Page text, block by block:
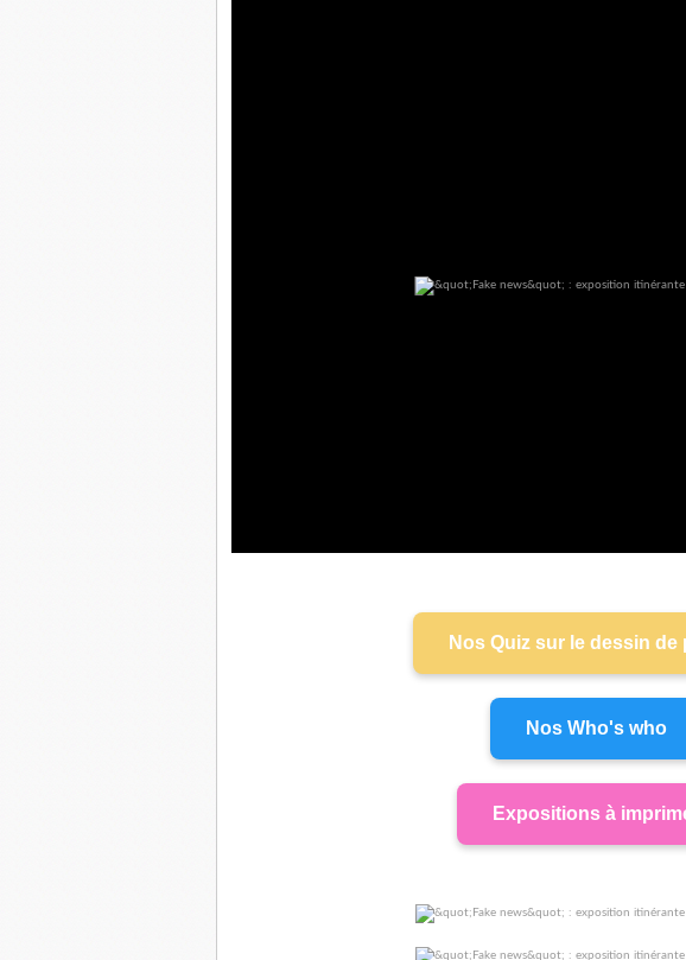
Nos Quiz sur le dessin de
Nos Who's who
Expositions à